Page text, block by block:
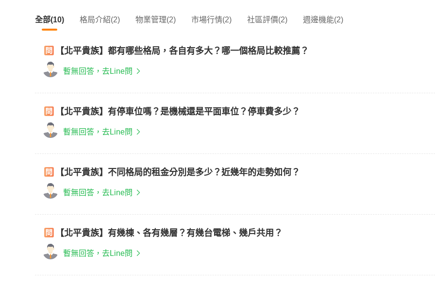
全部(10) 格局介紹(2) 物業管理(2) 市場行情(2) 社區評價(2) 週邊機能(2)
【北平貴族】都有哪些格局，各自有多大？哪一個格局比較推薦？
暫無回答，去Line問
【北平貴族】有停車位嗎？是機械還是平面車位？停車費多少？
暫無回答，去Line問
【北平貴族】不同格局的租金分別是多少？近幾年的走勢如何？
暫無回答，去Line問
【北平貴族】有幾棟、各有幾層？有幾台電梯、幾戶共用？
暫無回答，去Line問